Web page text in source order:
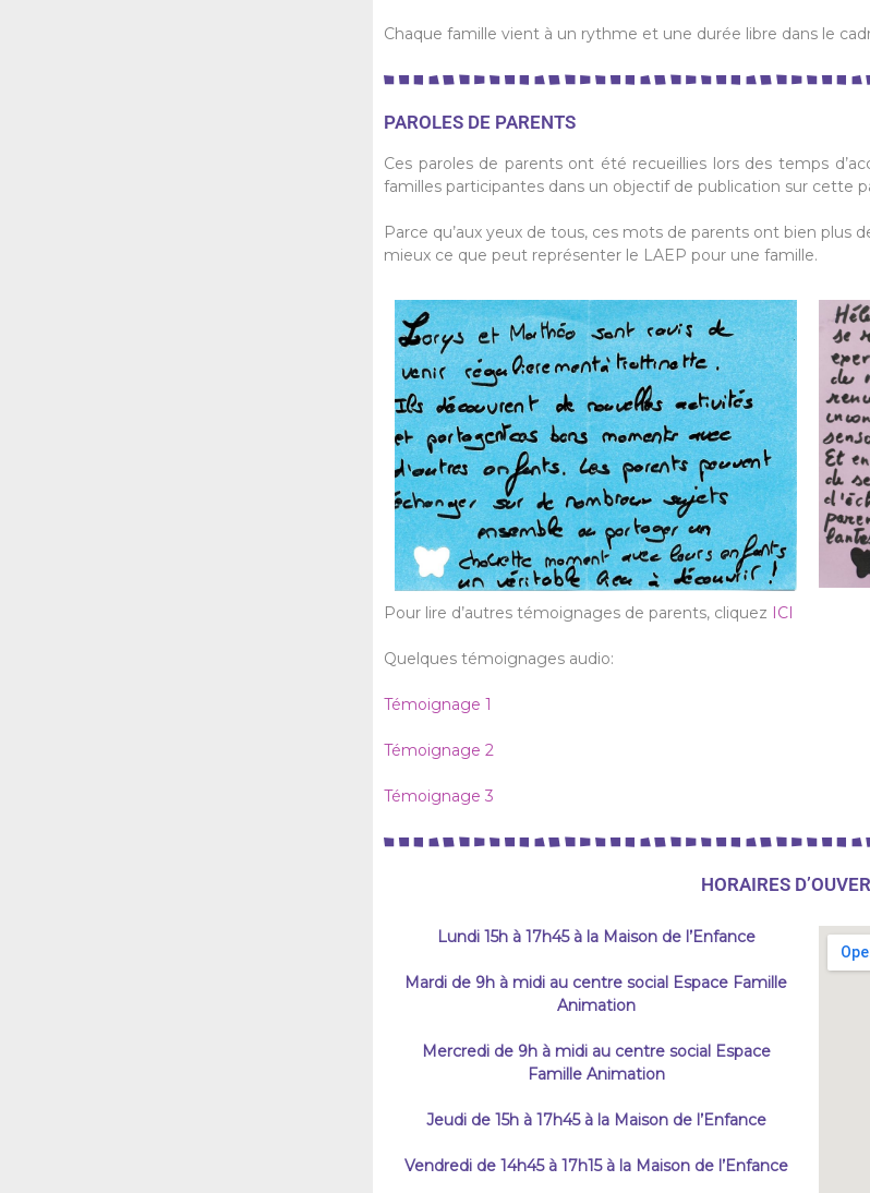
Chaque famille vient à un rythme et une durée libre dans le
PAROLES DE PARENTS
Ces paroles de parents ont été recueillies lors des temps
familles participantes dans un objectif de publication sur cette
Parce qu’aux yeux de tous, ces mots de parents ont bien plus
mieux ce que peut représenter le LAEP pour une famille.
Pour lire d’autres témoignages de parents, cliquez ICI
Quelques témoignages audio:
Témoignage 1
Témoignage 2
Témoignage 3
HORAIRES
Lundi 15h à 17h45 à la Maison de l’Enfance
Mardi de 9h à midi au centre social Espace Famille
Animation
Mercredi de 9h à midi au centre social Espace
Famille Animation
Jeudi de 15h à 17h45 à la Maison de l’Enfance
Vendredi de 14h45 à 17h15 à la Maison de l’Enfance